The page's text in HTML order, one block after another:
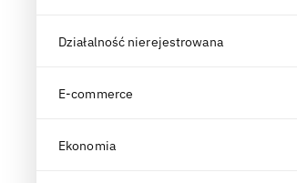
Działalność nierejestrowana
E-commerce
Ekonomia